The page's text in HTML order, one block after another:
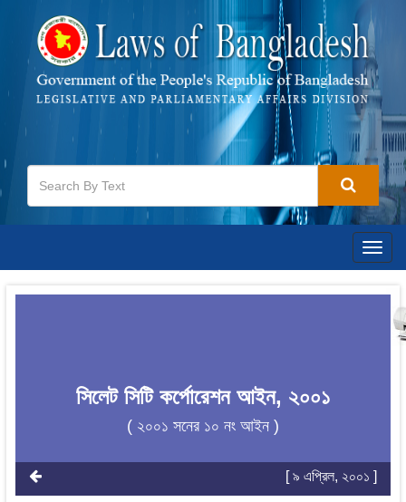
সিলেট সিটি কর্পোরেশন আইন, ২০০১
( ২০০১ সনের ১০ নং আইন )
[ ৯ এপ্রিল, ২০০১ ]